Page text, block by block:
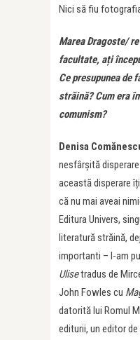
Nici să fiu
Marea Dragoste/
facultate, ați
Ce presupunea de
străină? Cum era
comunism?
Denisa
nesfârșită
această disperare
că nu mai aveai
Editura Univers,
literatură străină,
importanti – l-am
Ulisetradus de
John Fowles cu
datorită lui Romul
editurii, un editor